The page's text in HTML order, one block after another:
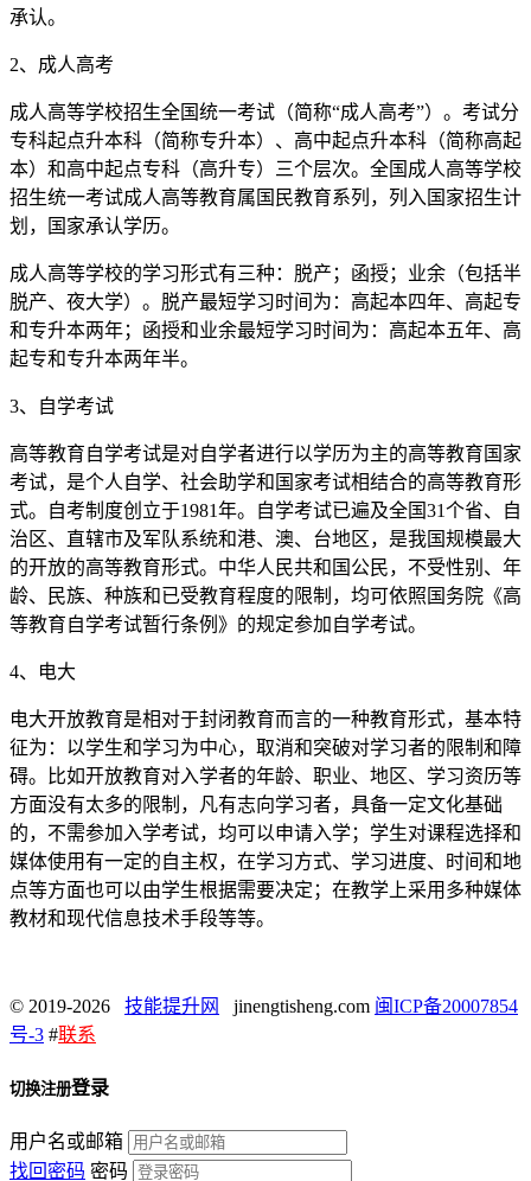
承认。
2、成人高考
成人高等学校招生全国统一考试（简称“成人高考”）。考试分
专科起点升本科（简称专升本）、高中起点升本科（简称高起
本）和高中起点专科（高升专）三个层次。全国成人高等学校
招生统一考试成人高等教育属国民教育系列，列入国家招生计
划，国家承认学历。
成人高等学校的学习形式有三种：脱产；函授；业余（包括半
脱产、夜大学）。脱产最短学习时间为：高起本四年、高起专
和专升本两年；函授和业余最短学习时间为：高起本五年、高
起专和专升本两年半。
3、自学考试
高等教育自学考试是对自学者进行以学历为主的高等教育国家
考试，是个人自学、社会助学和国家考试相结合的高等教育形
式。自考制度创立于1981年。自学考试已遍及全国31个省、自
治区、直辖市及军队系统和港、澳、台地区，是我国规模最大
的开放的高等教育形式。中华人民共和国公民，不受性别、年
龄、民族、种族和已受教育程度的限制，均可依照国务院《高
等教育自学考试暂行条例》的规定参加自学考试。
4、电大
电大开放教育是相对于封闭教育而言的一种教育形式，基本特
征为：以学生和学习为中心，取消和突破对学习者的限制和障
碍。比如开放教育对入学者的年龄、职业、地区、学习资历等
方面没有太多的限制，凡有志向学习者，具备一定文化基础
的，不需参加入学考试，均可以申请入学；学生对课程选择和
媒体使用有一定的自主权，在学习方式、学习进度、时间和地
点等方面也可以由学生根据需要决定；在教学上采用多种媒体
教材和现代信息技术手段等等。
© 2019-2026 技能提升网 jinengtisheng.com 闽ICP备20007854
号-3 #联系
切换注册登录
用户名或邮箱
找回密码 密码